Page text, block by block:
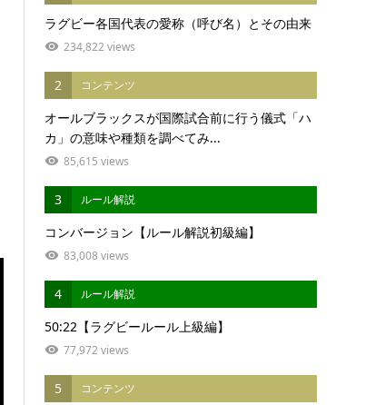
ラグビー各国代表の愛称（呼び名）とその由来
234,822 views
2 コンテンツ
オールブラックスが国際試合前に行う儀式「ハ
カ」の意味や種類を調べてみ...
85,615 views
3 ルール解説
コンバージョン【ルール解説初級編】
83,008 views
4 ルール解説
50:22【ラグビールール上級編】
77,972 views
5 コンテンツ